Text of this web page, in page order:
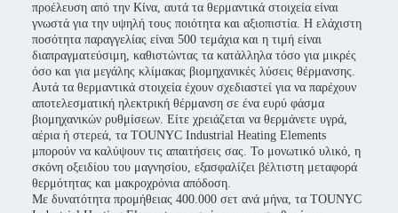
προέλευση από την Κίνα, αυτά τα θερμαντικά στοιχεία είναι
γνωστά για την υψηλή τους ποιότητα και αξιοπιστία. Η ελάχιστη
ποσότητα παραγγελίας είναι 500 τεμάχια και η τιμή είναι
διαπραγματεύσιμη, καθιστώντας τα κατάλληλα τόσο για μικρές
όσο και για μεγάλης κλίμακας βιομηχανικές λύσεις θέρμανσης.
Αυτά τα θερμαντικά στοιχεία έχουν σχεδιαστεί για να παρέχουν
αποτελεσματική ηλεκτρική θέρμανση σε ένα ευρύ φάσμα
βιομηχανικών ρυθμίσεων. Είτε χρειάζεται να θερμάνετε υγρά,
αέρια ή στερεά, τα TOUNYC Industrial Heating Elements
μπορούν να καλύψουν τις απαιτήσεις σας. Το μονωτικό υλικό, η
σκόνη οξειδίου του μαγνησίου, εξασφαλίζει βέλτιστη μεταφορά
θερμότητας και μακροχρόνια απόδοση.
Με δυνατότητα προμήθειας 400.000 σετ ανά μήνα, τα TOUNYC